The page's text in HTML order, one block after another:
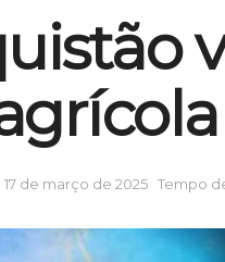
17 de março de 2025 Tempo